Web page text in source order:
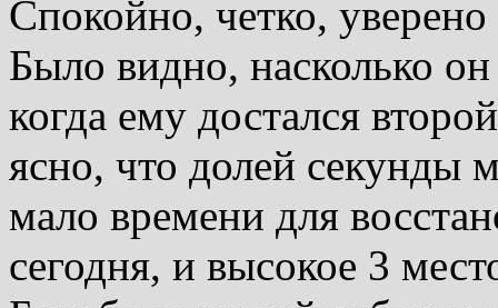
Спокойно, четко,
Было видно, насколько
когда ему достался
ясно, что долей секунды
мало времени для
сегодня, и высокое 3